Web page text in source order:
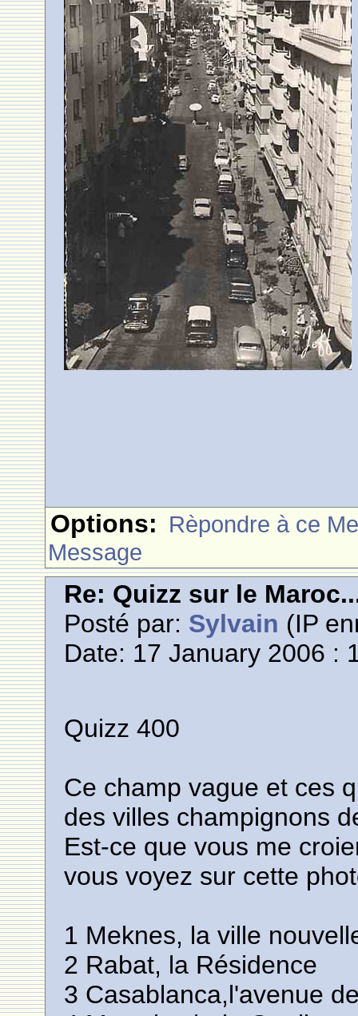
Options: Rèpondre à ce
Message
Re: Quizz sur le
Posté par: Sylvain (IP
Date: 17 January 2006 :
Quizz 400
Ce champ vague et ces
des villes champignons
Est-ce que vous me
vous voyez sur cette
1 Meknes, la ville
2 Rabat, la Résidence
3 Casablanca,l'avenue